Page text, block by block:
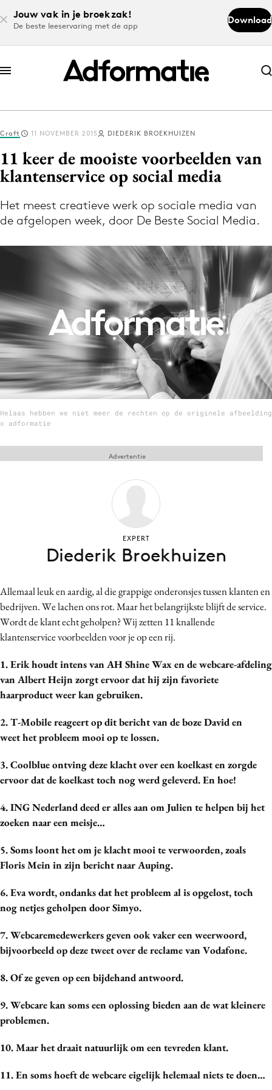
Jouw vak in je broekzak!
De beste leeservaring met de app
Download
Abonneer nu
Abonneer nu
Log in
Download de app
Volg het laatste nieuws via de Adformatie
Nieuws app
Menu
Home
9 sept: GenAI-training
12 nov: MarketingLive!
Adverteren
Events
Carriere
Contentmarketing
Craft
Data & Insights
Design
Digital transformation
Diversiteit
Effectiviteit
Influencer marketing
Martech
Media
Merkstrategie
PR
Purpose Marketing
Craft 11 NOVEMBER 2015 DIEDERIK BROEKHUIZEN
11 keer de mooiste voorbeelden van
klantenservice op social media
Het meest creatieve werk op sociale media van
de afgelopen week, door De Beste Social Media.
Helaas hebben we niet meer de rechten op de originele afbeelding
© adformatie
Allemaal leuk en aardig, al die grappige onderonsjes tussen klanten en
bedrijven. We lachen ons rot. Maar het belangrijkste blijft de service.
Wordt de klant echt geholpen? Wij zetten 11 knallende
klantenservice voorbeelden voor je op een rij.
1. Erik houdt intens van AH Shine Wax en de webcare-afdeling
van Albert Heijn zorgt ervoor dat hij zijn favoriete
haarproduct weer kan gebruiken.
2. T-Mobile reageert op dit bericht van de boze David en
weet het probleem mooi op te lossen.
3. Coolblue ontving deze klacht over een koelkast en zorgde
ervoor dat de koelkast toch nog werd geleverd. En hoe!
4. ING Nederland deed er alles aan om Julien te helpen bij het
zoeken naar een meisje…
5. Soms loont het om je klacht mooi te verwoorden, zoals
Floris Mein in zijn bericht naar Auping.
6. Eva wordt, ondanks dat het probleem al is opgelost, toch
nog netjes geholpen door Simyo.
7. Webcaremedewerkers geven ook vaker een weerwoord,
bijvoorbeeld op deze tweet over de reclame van Vodafone.
8. Of ze geven op een bijdehand antwoord.
9. Webcare kan soms een oplossing bieden aan de wat kleinere
problemen.
10. Maar het draait natuurlijk om een tevreden klant.
11. En soms hoeft de webcare eigelijk helemaal niets te doen…
Advertentie
EXPERT
Diederik Broekhuizen